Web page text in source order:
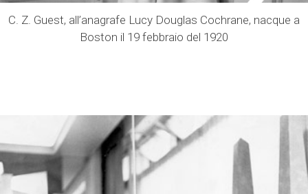
C. Z. Guest, all’anagrafe Lucy Douglas Cochrane, nacque a
Boston il 19 febbraio del 1920